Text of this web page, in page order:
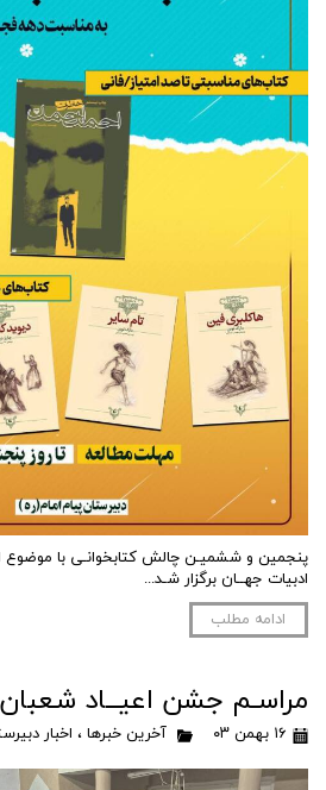
پنجمین و ششمیـن چالش کتابخوانـی با موضوع
ادبیات جهــان برگزار شـد...
ادامه مطلب
مراسـم جشن اعیــاد شعبان
۱۶ بهمن ۰۳ آخرین خبرها ، اخبار